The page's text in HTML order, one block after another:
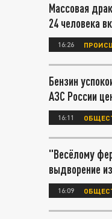
Массовая
24 человека
16:26
Бензин
АЗС России
16:11
"Весёлому
выдворение
16:09